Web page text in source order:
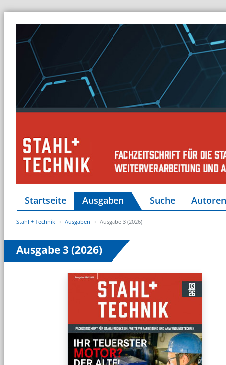
Startseite Ausgaben Suche Autoren
Stahl + Technik Ausgaben Ausgabe 3 (2026)
Ausgabe 3 (2026)